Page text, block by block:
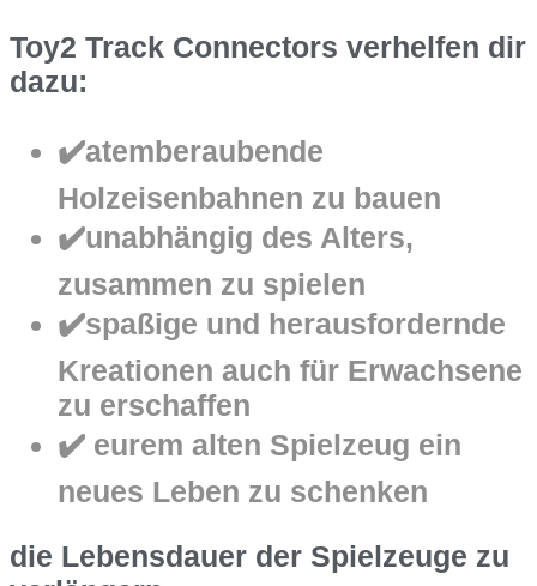
Toy2 Track Connectors verhelfen dir
dazu:
✔️atemberaubende
Holzeisenbahnen zu bauen
✔️unabhängig des Alters,
zusammen zu spielen
✔️spaßige und herausfordernde
Kreationen auch für Erwachsene
zu erschaffen
✔️ eurem alten Spielzeug ein
neues Leben zu schenken
die Lebensdauer der Spielzeuge zu